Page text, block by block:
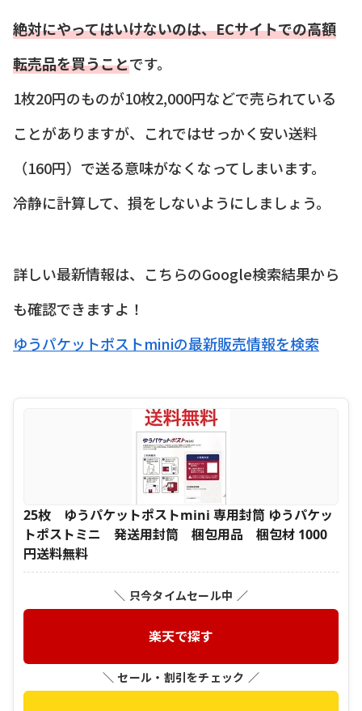
絶対にやってはいけないのは、ECサイトでの高額
転売品を買うことです。
1枚20円のものが10枚2,000円などで売られている
ことがありますが、これではせっかく安い送料
（160円）で送る意味がなくなってしまいます。
冷静に計算して、損をしないようにしましょう。
詳しい最新情報は、こちらのGoogle検索結果から
も確認できますよ！
ゆうパケットポストminiの最新販売情報を検索
25枚 ゆうパケットポストmini 専用封筒 ゆうパケッ
トポストミニ 発送用封筒 梱包用品 梱包材 1000
円送料無料
＼ 只今タイムセール中 ／
楽天で探す
＼ セール・割引をチェック ／